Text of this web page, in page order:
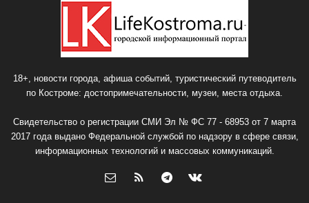
18+, новости города, афиша событий, туристический путеводитель
по Костроме: достопримечательности, музеи, места отдыха.
Свидетельство о регистрации СМИ Эл № ФС 77 - 68953 от 7 марта
2017 года выдано Федеральной службой по надзору в сфере связи,
информационных технологий и массовых коммуникаций.